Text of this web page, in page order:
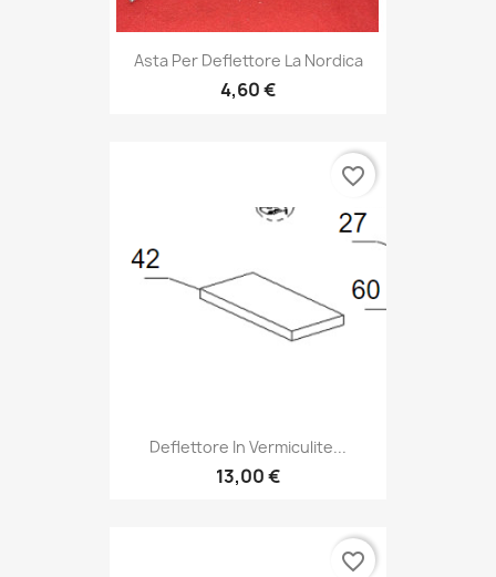
Asta Per Deflettore La Nordica
4,60 €
Deflettore In Vermiculite...
13,00 €
favorite_border
favorite_border